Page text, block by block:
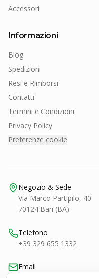
Accessori
Informazioni
Blog
Spedizioni
Resi e Rimborsi
Contatti
Termini e Condizioni
Privacy Policy
Preferenze cookie
Negozio & Sede
Via Marco Partipilo, 40
70124 Bari (BA)
Telefono
+39 329 655 1332
Email